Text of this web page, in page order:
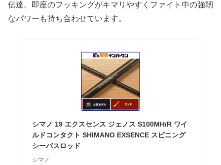
伝達。即座のフッキングがキマリやすくファイト中の強靭
なパワーも持ち合わせています。
シマノ 19 エクスセンス ジェノス S100MH/R ワイ
ルドコンタクト SHIMANO EXSENCE スピニング
シーバスロッド
シマノ